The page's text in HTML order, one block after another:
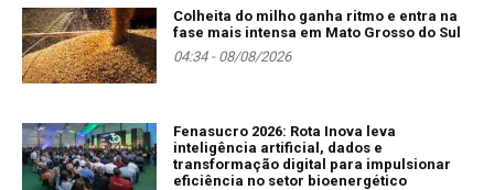
Colheita do milho ganha ritmo e entra na
fase mais intensa em Mato Grosso do Sul
04:34 - 08/08/2026
Fenasucro 2026: Rota Inova leva
inteligência artificial, dados e
transformação digital para impulsionar
eficiência no setor bioenergético